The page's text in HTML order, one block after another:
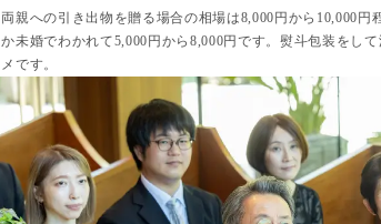
両親への引き出物を贈る場合の相場は8,000円から10,000円
か未婚でわかれて5,000円から8,000円です。熨斗包装をし
メです。